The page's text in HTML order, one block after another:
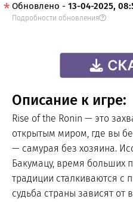
Обновлено - 13-04-2025,
Подробности обновления
Описание к игре:
Rise of the Ronin — это
открытым миром, где вы
— самурая без хозяина.
Бакумацу, время больших
традиции сталкиваются с
судьба страны зависят от